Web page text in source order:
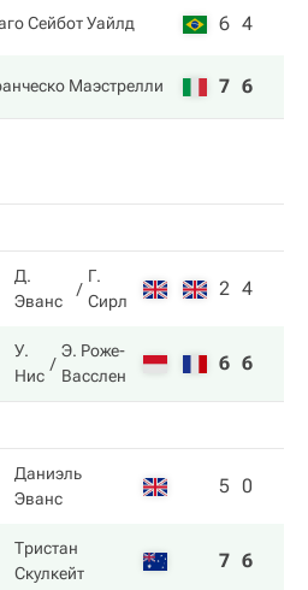
Сейбот Уайлд 6 4
Маэстрелли 7 6
Д.
Эванс
Г.
Сирл
2 4
У.
Нис
Э. Роже-
Васслен
6 6
Даниэль
Эванс
5 0
Тристан
Скулкейт
7 6